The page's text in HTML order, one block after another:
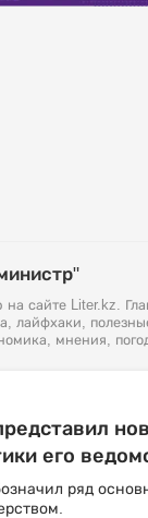
сайте Liter.kz.
лайфхаки,
мнения,
его
ряд